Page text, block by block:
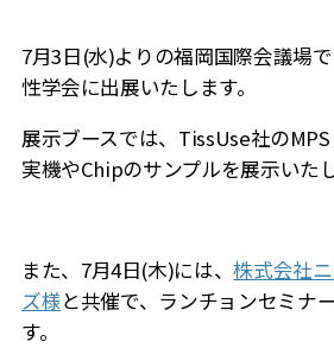
7月3日(水)よりの福岡国際会議場
性学会に出展いたします。
展示ブースでは、 TissUse社のMPS
実機やChipのサンプルを展示いたし
また、 7月4日(木)には、株式会社
ズ様と共催で、ランチョンセミナ
す。